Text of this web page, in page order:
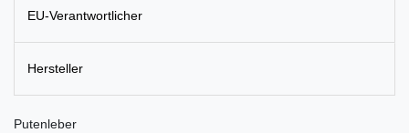
EU-Verantwortlicher
Hersteller
Putenleber